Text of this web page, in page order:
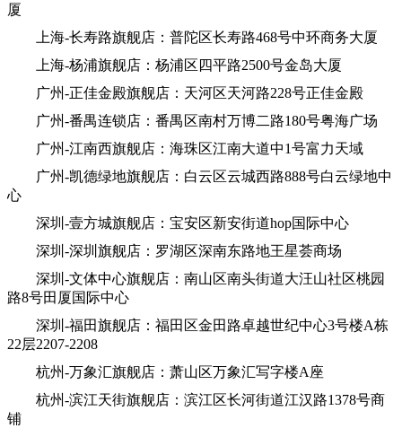
厦
上海-长寿路旗舰店：普陀区长寿路468号中环商务大厦
上海-杨浦旗舰店：杨浦区四平路2500号金岛大厦
广州-正佳金殿旗舰店：天河区天河路228号正佳金殿
广州-番禺连锁店：番禺区南村万博二路180号粤海广场
广州-江南西旗舰店：海珠区江南大道中1号富力天域
广州-凯德绿地旗舰店：白云区云城西路888号白云绿地中
心
深圳-壹方城旗舰店：宝安区新安街道hop国际中心
深圳-深圳旗舰店：罗湖区深南东路地王星荟商场
深圳-文体中心旗舰店：南山区南头街道大汪山社区桃园
路8号田厦国际中心
深圳-福田旗舰店：福田区金田路卓越世纪中心3号楼A栋
22层2207-2208
杭州-万象汇旗舰店：萧山区万象汇写字楼A座
杭州-滨江天街旗舰店：滨江区长河街道江汉路1378号商
铺